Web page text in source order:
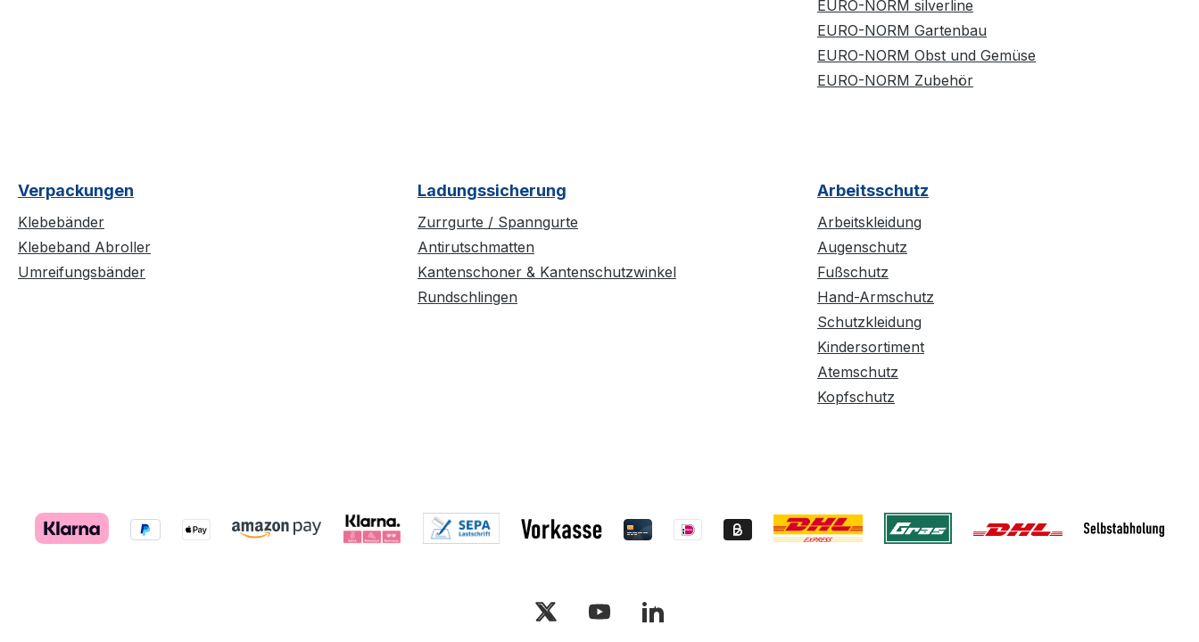
EURO-NORM silverline
EURO-NORM Gartenbau
EURO-NORM Obst und Gemüse
EURO-NORM Zubehör
Verpackungen
Klebebänder
Klebeband Abroller
Umreifungsbänder
Ladungssicherung
Zurrgurte / Spanngurte
Antirutschmatten
Kantenschoner & Kantenschutzwinkel
Rundschlingen
Arbeitsschutz
Arbeitskleidung
Augenschutz
Fußschutz
Hand-Armschutz
Schutzkleidung
Kindersortiment
Atemschutz
Kopfschutz